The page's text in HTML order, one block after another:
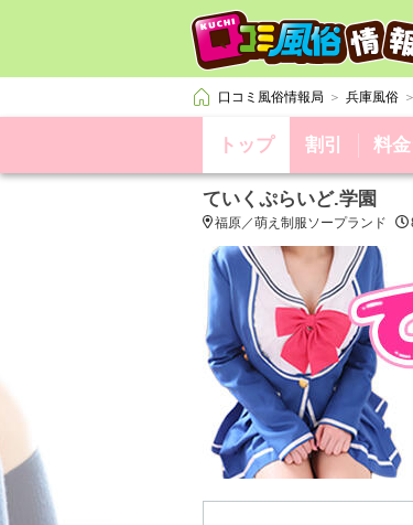
口コミ風俗情報局 兵庫風俗
トップ 割引 料
ていくぷらいど.学園
福原／萌え制服ソープランド